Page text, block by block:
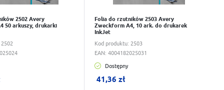
2502
2502 Avery
50 arkuszy, drukarki
Kod produktu: 2503
Folia do rzutników 2503 Avery
Zweckform A4, 10 ark. do drukarek
InkJet
EAN: 4004182025031
Dostępny
41,36 zł
W koszyku: